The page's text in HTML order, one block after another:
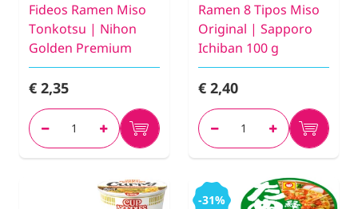
Fideos Ramen Miso
Tonkotsu | Nihon
Golden Premium
€ 2,35
Ramen 8 Tipos Miso
Original | Sapporo
Ichiban 100 g
€ 2,40
-31%